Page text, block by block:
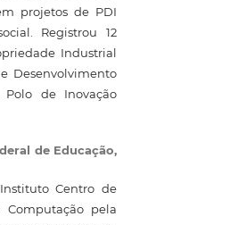
projetos de PDI
Registrou 12
Industrial
Desenvolvimento
Polo de Inovação
de Educação,
Centro de
Computação pela